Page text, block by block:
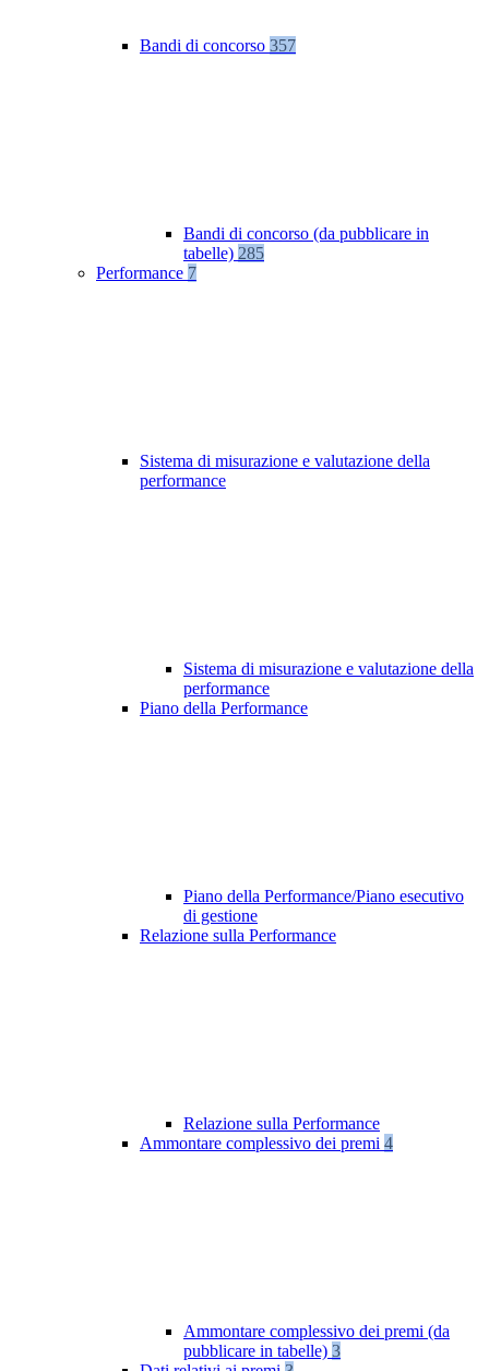
Bandi di concorso 357
Bandi di concorso (da pubblicare in
tabelle) 285
Performance 7
Sistema di misurazione e valutazione della
performance
Sistema di misurazione e valutazione della
performance
Piano della Performance
Piano della Performance/Piano esecutivo
di gestione
Relazione sulla Performance
Relazione sulla Performance
Ammontare complessivo dei premi 4
Ammontare complessivo dei premi (da
pubblicare in tabelle) 3